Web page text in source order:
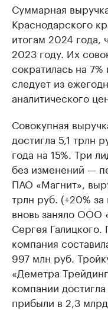
Суммарная
Краснодарского
итогам 2024 года,
2023 году. Их
сократилась на
следует из
аналитического
Совокупная
достигла 5,1 трлн
года на 15%. Три
без изменений —
ПАО «Магнит»,
трлн руб. (+20%
вновь заняло ООО
Сергея
компания
997 млн руб.
«Деметра
компании
прибыли в 2,3